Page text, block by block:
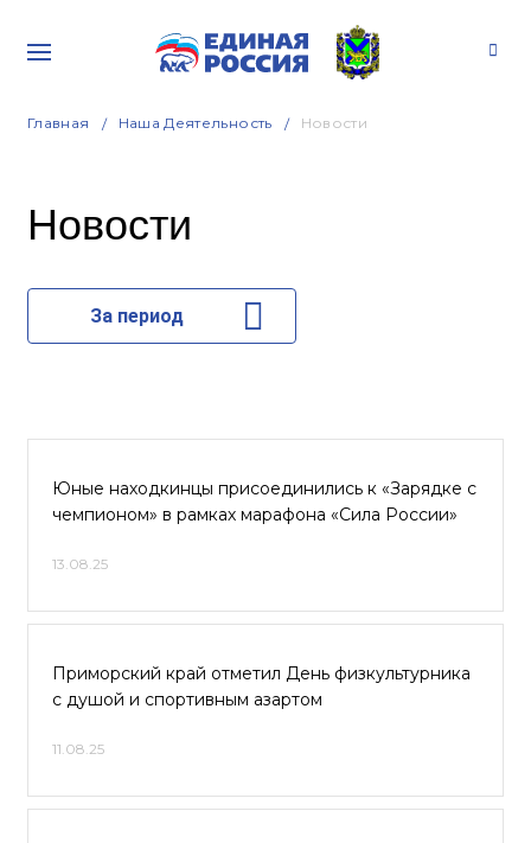
Главная Наша Деятельность Новости
Новости
За период
Юные находкинцы присоединились к «Зарядке с
чемпионом» в рамках марафона «Сила России»
13.08.25
Приморский край отметил День физкультурника
с душой и спортивным азартом
11.08.25